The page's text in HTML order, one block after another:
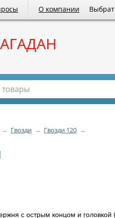
О компании
→ Гвозди → Гвозди 120 →
с острым концом и